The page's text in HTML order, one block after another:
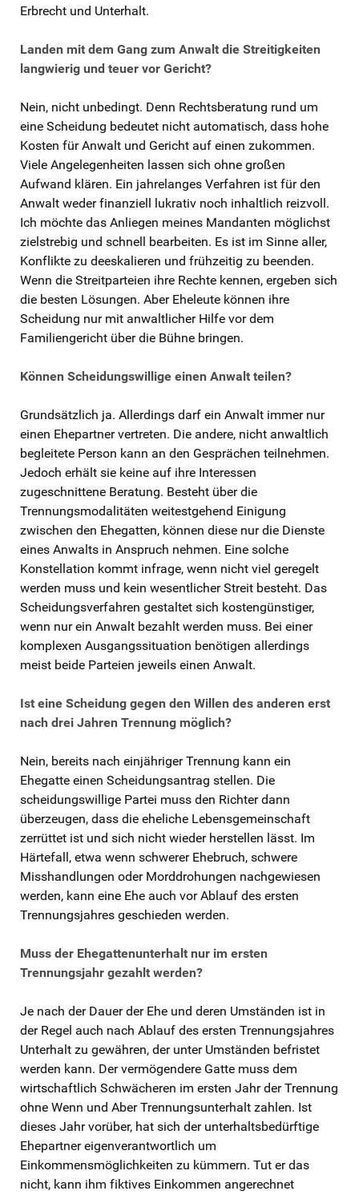
Erbrecht und Unterhalt.
Landen mit dem Gang zum Anwalt die Streitigkeiten
langwierig und teuer vor Gericht?
Nein, nicht unbedingt. Denn Rechtsberatung rund um
eine Scheidung bedeutet nicht automatisch, dass hohe
Kosten für Anwalt und Gericht auf einen zukommen.
Viele Angelegenheiten lassen sich ohne großen
Aufwand klären. Ein jahrelanges Verfahren ist für den
Anwalt weder finanziell lukrativ noch inhaltlich reizvoll.
Ich möchte das Anliegen meines Mandanten möglichst
zielstrebig und schnell bearbeiten. Es ist im Sinne aller,
Konflikte zu deeskalieren und frühzeitig zu beenden.
Wenn die Streitparteien ihre Rechte kennen, ergeben sich
die besten Lösungen. Aber Eheleute können ihre
Scheidung nur mit anwaltlicher Hilfe vor dem
Familiengericht über die Bühne bringen.
Können Scheidungswillige einen Anwalt teilen?
Grundsätzlich ja. Allerdings darf ein Anwalt immer nur
einen Ehepartner vertreten. Die andere, nicht anwaltlich
begleitete Person kann an den Gesprächen teilnehmen.
Jedoch erhält sie keine auf ihre Interessen
zugeschnittene Beratung. Besteht über die
Trennungsmodalitäten weitestgehend Einigung
zwischen den Ehegatten, können diese nur die Dienste
eines Anwalts in Anspruch nehmen. Eine solche
Konstellation kommt infrage, wenn nicht viel geregelt
werden muss und kein wesentlicher Streit besteht. Das
Scheidungsverfahren gestaltet sich kostengünstiger,
wenn nur ein Anwalt bezahlt werden muss. Bei einer
komplexen Ausgangssituation benötigen allerdings
meist beide Parteien jeweils einen Anwalt.
Ist eine Scheidung gegen den Willen des anderen erst
nach drei Jahren Trennung möglich?
Nein, bereits nach einjähriger Trennung kann ein
Ehegatte einen Scheidungsantrag stellen. Die
scheidungswillige Partei muss den Richter dann
überzeugen, dass die eheliche Lebensgemeinschaft
zerrüttet ist und sich nicht wieder herstellen lässt. Im
Härtefall, etwa wenn schwerer Ehebruch, schwere
Misshandlungen oder Morddrohungen nachgewiesen
werden, kann eine Ehe auch vor Ablauf des ersten
Trennungsjahres geschieden werden.
Muss der Ehegattenunterhalt nur im ersten
Trennungsjahr gezahlt werden?
Je nach der Dauer der Ehe und deren Umständen ist in
der Regel auch nach Ablauf des ersten Trennungsjahres
Unterhalt zu gewähren, der unter Umständen befristet
werden kann. Der vermögendere Gatte muss dem
wirtschaftlich Schwächeren im ersten Jahr der Trennung
ohne Wenn und Aber Trennungsunterhalt zahlen. Ist
dieses Jahr vorüber, hat sich der unterhaltsbedürftige
Ehepartner eigenverantwortlich um
Einkommensmöglichkeiten zu kümmern. Tut er das
nicht, kann ihm fiktives Einkommen angerechnet